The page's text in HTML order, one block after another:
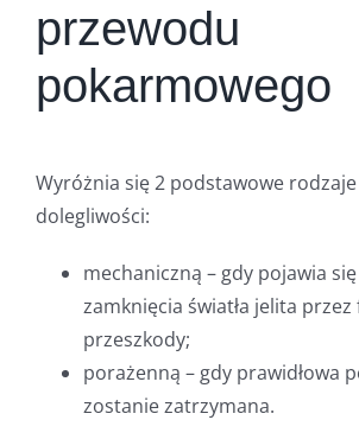
przewodu
pokarmowego
Wyróżnia się 2 podstawowe
dolegliwości:
mechaniczną – gdy pojawia
zamknięcia światła jelita przez
przeszkody;
porażenną – gdy prawidłowa
zostanie zatrzymana.